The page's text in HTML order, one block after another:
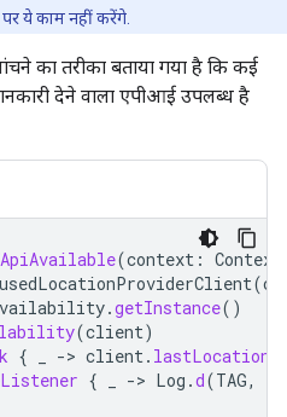
ये काम नहीं करेंगे.
का तरीका बताया गया है कि कई
देने वाला एपीआई उपलब्ध है
(context :
(
.getInstance()
(client)
{ -> client. lastLocation
{ -> Log .d(TAG,